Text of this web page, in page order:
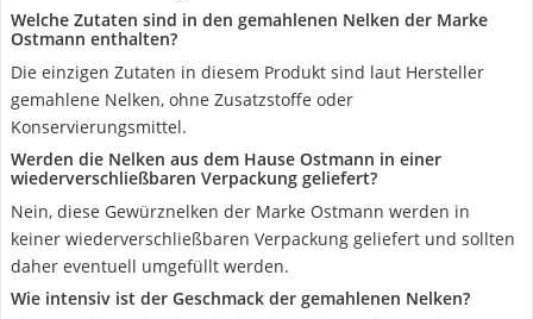
Welche Zutaten sind in den gemahlenen Nelken der Marke
Ostmann enthalten?
Die einzigen Zutaten in diesem Produkt sind laut Hersteller
gemahlene Nelken, ohne Zusatzstoffe oder
Konservierungsmittel.
Werden die Nelken aus dem Hause Ostmann in einer
wiederverschließbaren Verpackung geliefert?
Nein, diese Gewürznelken der Marke Ostmann werden in
keiner wiederverschließbaren Verpackung geliefert und sollten
daher eventuell umgefüllt werden.
Wie intensiv ist der Geschmack der gemahlenen Nelken?